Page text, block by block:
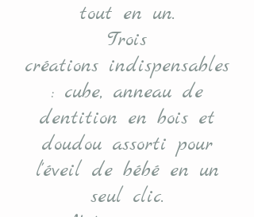
tout en un.
Trois
créations indispensables
: cube, anneau de
dentition en bois et
doudou assorti pour
l'éveil de bébé en un
seul clic.